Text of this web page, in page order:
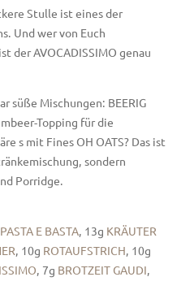
Stulle ist eines der
Und wer von Euch
der AVOCADISSIMO genau
süße Mischungen: BEERIG
Topping für die
s mit Fines OH OATS? Das ist
sondern
Porridge.
PASTA E BASTA, 13g KRÄUTER
, 10g ROTAUFSTRICH, 10g
, 7g BROTZEIT GAUDI,